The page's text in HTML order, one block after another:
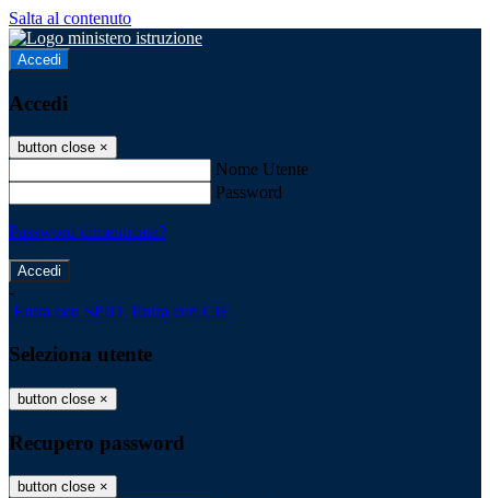
Salta al contenuto
Accedi
Accedi
button close ×
Nome Utente
Password
Password dimenticata?
-
Entra con SPID Entra con CIE
Seleziona utente
button close ×
Recupero password
button close ×